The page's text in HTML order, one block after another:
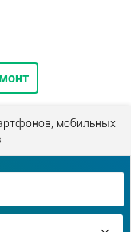
мобильных